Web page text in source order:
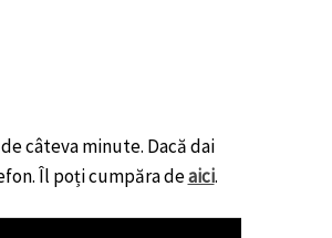
câteva minute. Dacă dai
Îl poți cumpăra deaici.